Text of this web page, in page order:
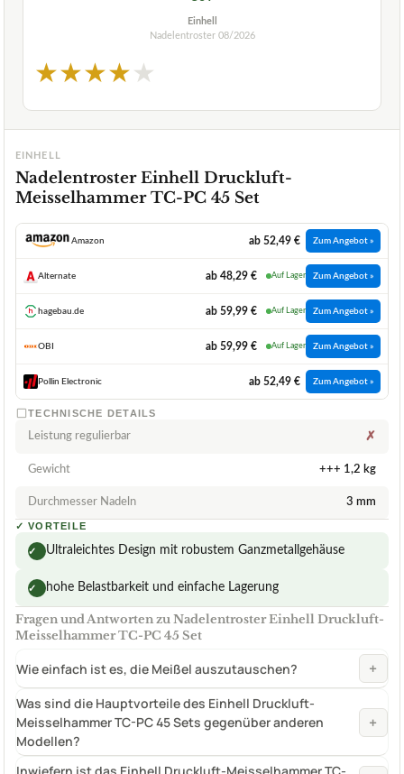
Einhell
Nadelentroster 08/2026
★★★★★
EINHELL
Nadelentroster Einhell Druckluft-
Meisselhammer TC-PC 45 Set
Amazon ab 52,49 € Zum Angebot »
Alternate ab 48,29 € Auf Lager Zum Angebot »
hagebau.de ab 59,99 € Auf Lager Zum Angebot »
OBI ab 59,99 € Auf Lager Zum Angebot »
Pollin Electronic ab 52,49 € Zum Angebot »
TECHNISCHE DETAILS
Leistung regulierbar ✗
Gewicht +++ 1,2 kg
Durchmesser Nadeln 3 mm
✓ VORTEILE
✓ Ultraleichtes Design mit robustem Ganzmetallgehäuse
✓ hohe Belastbarkeit und einfache Lagerung
Fragen und Antworten zu Nadelentroster Einhell Druckluft-
Meisselhammer TC-PC 45 Set
Wie einfach ist es, die Meißel auszutauschen? +
Was sind die Hauptvorteile des Einhell Druckluft-
Meisselhammer TC-PC 45 Sets gegenüber anderen
Modellen?
+